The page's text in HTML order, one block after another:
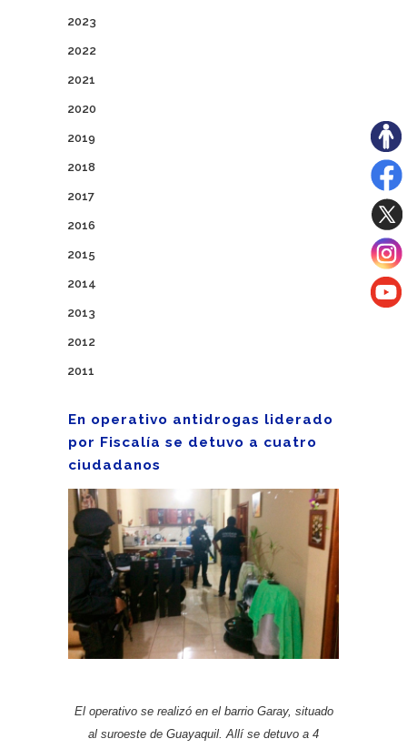
2023
2022
2021
2020
2019
2018
2017
2016
2015
2014
2013
2012
2011
En operativo antidrogas liderado
por Fiscalía se detuvo a cuatro
ciudadanos
El operativo se realizó en el barrio Garay, situado
al suroeste de Guayaquil. Allí se detuvo a 4